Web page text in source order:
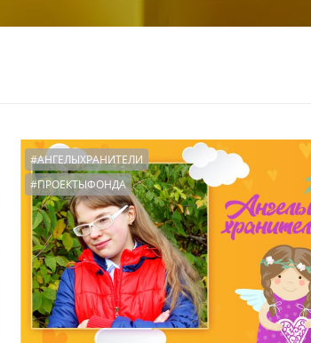
#ДОИПОСЛЕ #ОТЧЕТЫФОНДА #ВОЗВРАТЫ
#АНГЕЛЫХРАНИТЕЛИ
#ПРОЕКТЫФОНДА